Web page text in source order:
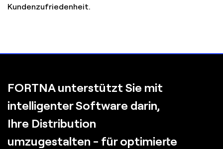
Kundenzufriedenheit.
FORTNA unterstützt Sie mit
intelligenter Software darin,
Ihre Distribution
umzugestalten - für optimierte